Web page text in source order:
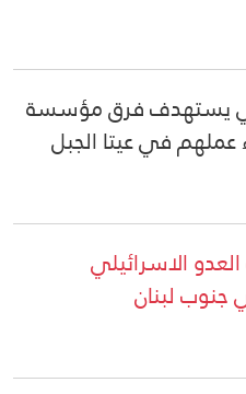
يستهدف فرق مؤسسة
عملهم في عيتا الجبل
الاسرائيلي
لبنان